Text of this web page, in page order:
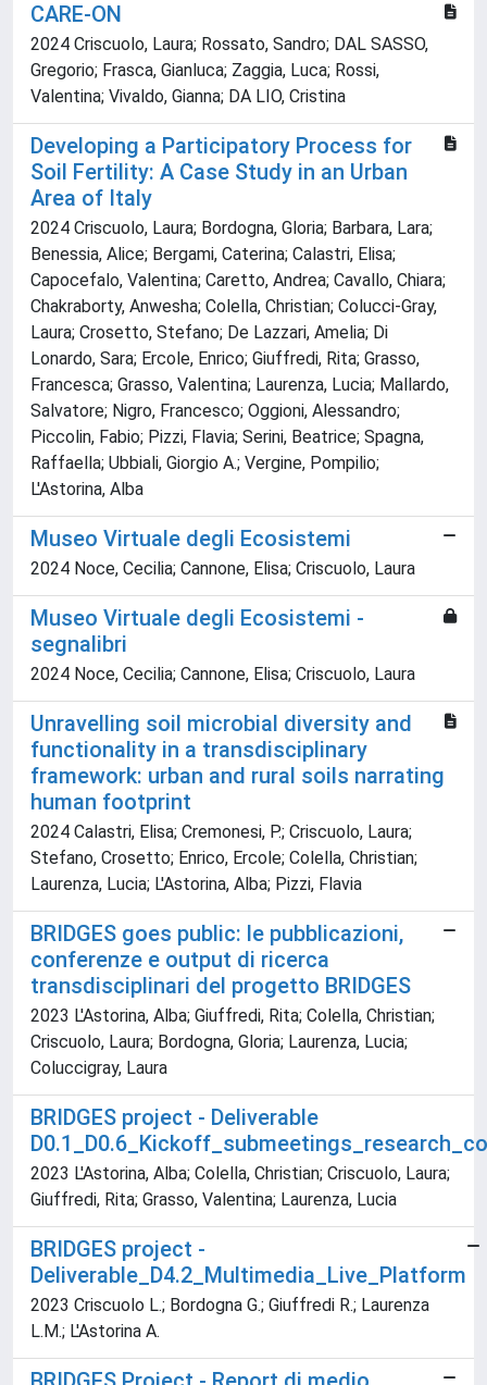
CARE-ON
2024 Criscuolo, Laura; Rossato, Sandro; DAL SASSO,
Gregorio; Frasca, Gianluca; Zaggia, Luca; Rossi,
Valentina; Vivaldo, Gianna; DA LIO, Cristina
Developing a Participatory Process for
Soil Fertility: A Case Study in an Urban
Area of Italy
2024 Criscuolo, Laura; Bordogna, Gloria; Barbara, Lara;
Benessia, Alice; Bergami, Caterina; Calastri, Elisa;
Capocefalo, Valentina; Caretto, Andrea; Cavallo, Chiara;
Chakraborty, Anwesha; Colella, Christian; Colucci-Gray,
Laura; Crosetto, Stefano; De Lazzari, Amelia; Di
Lonardo, Sara; Ercole, Enrico; Giuffredi, Rita; Grasso,
Francesca; Grasso, Valentina; Laurenza, Lucia; Mallardo,
Salvatore; Nigro, Francesco; Oggioni, Alessandro;
Piccolin, Fabio; Pizzi, Flavia; Serini, Beatrice; Spagna,
Raffaella; Ubbiali, Giorgio A.; Vergine, Pompilio;
L'Astorina, Alba
Museo Virtuale degli Ecosistemi
2024 Noce, Cecilia; Cannone, Elisa; Criscuolo, Laura
Museo Virtuale degli Ecosistemi -
segnalibri
2024 Noce, Cecilia; Cannone, Elisa; Criscuolo, Laura
Unravelling soil microbial diversity and
functionality in a transdisciplinary
framework: urban and rural soils narrating
human footprint
2024 Calastri, Elisa; Cremonesi, P.; Criscuolo, Laura;
Stefano, Crosetto; Enrico, Ercole; Colella, Christian;
Laurenza, Lucia; L'Astorina, Alba; Pizzi, Flavia
BRIDGES goes public: le pubblicazioni,
conferenze e output di ricerca
transdisciplinari del progetto BRIDGES
2023 L'Astorina, Alba; Giuffredi, Rita; Colella, Christian;
Criscuolo, Laura; Bordogna, Gloria; Laurenza, Lucia;
Coluccigray, Laura
BRIDGES project - Deliverable
2023 L'Astorina, Alba; Colella, Christian; Criscuolo, Laura;
Giuffredi, Rita; Grasso, Valentina; Laurenza, Lucia
BRIDGES project -
Deliverable_D4.2_Multimedia_Live_Platform
2023 Criscuolo L.; Bordogna G.; Giuffredi R.; Laurenza
L.M.; L'Astorina A.